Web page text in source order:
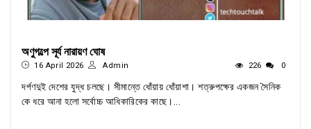
অণুগল্পে সূর্য নারায়ণ ঘোষ
16 April 2026 Admin 226 0
দর্পণদুই দেশের যুদ্ধ চলছে। সীমান্তে ধোঁয়ায় ধোঁয়াশা। শত্রুপক্ষের একজন সৈনিক
কে ধরে আনা হলো সর্বোচ্চ আধিকারিকের কাছে।...